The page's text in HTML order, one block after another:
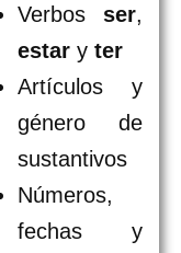
Verbos ser,
estar y ter
Artículos y
género de
sustantivos
Números,
fechas y